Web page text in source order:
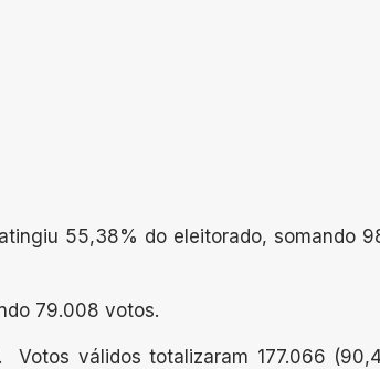
55,38% do eleitorado, somando
79.008 votos.
válidos totalizaram 177.066